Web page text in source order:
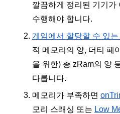
깔끔하게 정리된 기기가
수행해야 합니다.
게임에서 할당할 수 있는
적 메모리의 양, 더티 페
을 위한) 총 zRam의 양
다릅니다.
메모리가 부족하면
모리 스래싱 또는 Low